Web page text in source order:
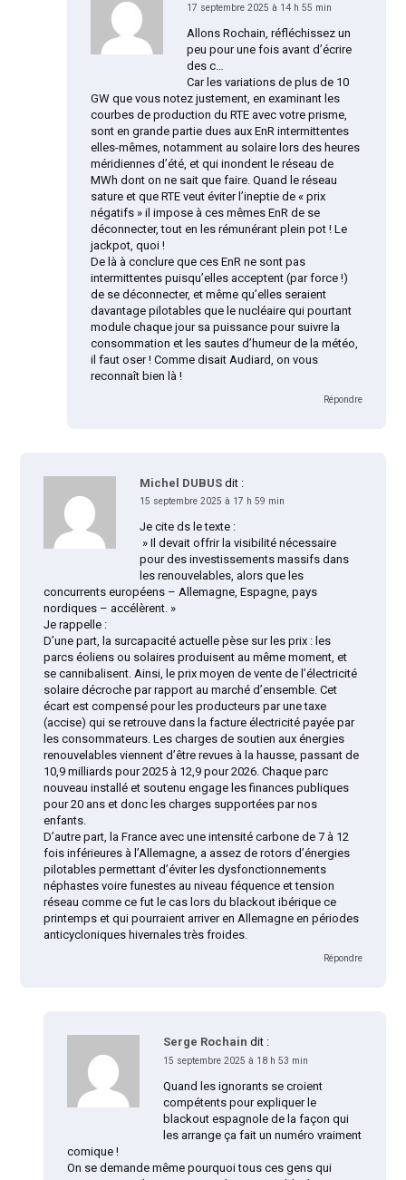
17 septembre 2025 à 14 h 55 min
Allons Rochain, réfléchissez un
peu pour une fois avant d’écrire
des c…
Car les variations de plus de 10
GW que vous notez justement, en examinant les
courbes de production du RTE avec votre prisme,
sont en grande partie dues aux EnR intermittentes
elles-mêmes, notamment au solaire lors des heures
méridiennes d’été, et qui inondent le réseau de
MWh dont on ne sait que faire. Quand le réseau
sature et que RTE veut éviter l’ineptie de « prix
négatifs » il impose à ces mêmes EnR de se
déconnecter, tout en les rémunérant plein pot ! Le
jackpot, quoi !
De là à conclure que ces EnR ne sont pas
intermittentes puisqu’elles acceptent (par force !)
de se déconnecter, et même qu’elles seraient
davantage pilotables que le nucléaire qui pourtant
module chaque jour sa puissance pour suivre la
consommation et les sautes d’humeur de la météo,
il faut oser ! Comme disait Audiard, on vous
reconnaît bien là !
Répondre
Michel DUBUS dit :
15 septembre 2025 à 17 h 59 min
Je cite ds le texte :
» Il devait offrir la visibilité nécessaire
pour des investissements massifs dans
les renouvelables, alors que les
concurrents européens – Allemagne, Espagne, pays
nordiques – accélèrent. »
Je rappelle :
D’une part, la surcapacité actuelle pèse sur les prix : les
parcs éoliens ou solaires produisent au même moment, et
se cannibalisent. Ainsi, le prix moyen de vente de l’électricité
solaire décroche par rapport au marché d’ensemble. Cet
écart est compensé pour les producteurs par une taxe
(accise) qui se retrouve dans la facture électricité payée par
les consommateurs. Les charges de soutien aux énergies
renouvelables viennent d’être revues à la hausse, passant de
10,9 milliards pour 2025 à 12,9 pour 2026. Chaque parc
nouveau installé et soutenu engage les finances publiques
pour 20 ans et donc les charges supportées par nos
enfants.
D’autre part, la France avec une intensité carbone de 7 à 12
fois inférieures à l’Allemagne, a assez de rotors d’énergies
pilotables permettant d’éviter les dysfonctionnements
néphastes voire funestes au niveau féquence et tension
réseau comme ce fut le cas lors du blackout ibérique ce
printemps et qui pourraient arriver en Allemagne en périodes
anticycloniques hivernales très froides.
Répondre
Serge Rochain dit :
15 septembre 2025 à 18 h 53 min
Quand les ignorants se croient
compétents pour expliquer le
blackout espagnole de la façon qui
les arrange ça fait un numéro vraiment
comique !
On se demande même pourquoi tous ces gens qui